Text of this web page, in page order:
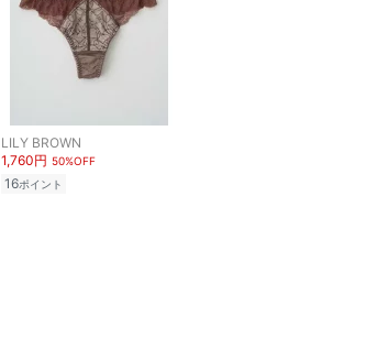
LILY BROWN
1,760円 50%OFF
16ポイント